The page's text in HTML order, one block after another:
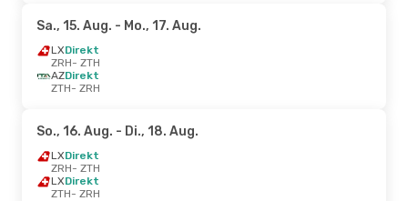
Sa., 15. Aug. - Mo., 17. Aug.
LXDirekt
ZRH- ZTH
AZDirekt
ZTH- ZRH
So., 16. Aug. - Di., 18. Aug.
LXDirekt
ZRH- ZTH
LXDirekt
ZTH- ZRH